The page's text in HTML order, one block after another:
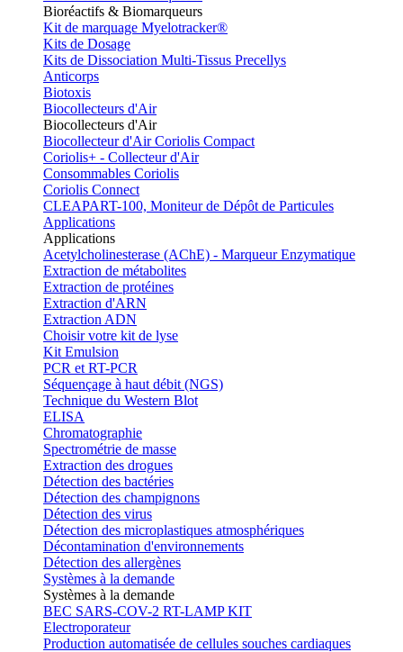
Bioréactifs & Biomarqueurs
Kit de marquage Myelotracker®
Kits de Dosage
Kits de Dissociation Multi-Tissus Precellys
Anticorps
Biotoxis
Biocollecteurs d'Air
Biocollecteurs d'Air
Biocollecteur d'Air Coriolis Compact
Coriolis+ - Collecteur d'Air
Consommables Coriolis
Coriolis Connect
CLEAPART-100, Moniteur de Dépôt de Particules
Applications
Applications
Acetylcholinesterase (AChE) - Marqueur Enzymatique
Extraction de métabolites
Extraction de protéines
Extraction d'ARN
Extraction ADN
Choisir votre kit de lyse
Kit Emulsion
PCR et RT-PCR
Séquençage à haut débit (NGS)
Technique du Western Blot
ELISA
Chromatographie
Spectrométrie de masse
Extraction des drogues
Détection des bactéries
Détection des champignons
Détection des virus
Détection des microplastiques atmosphériques
Décontamination d'environnements
Détection des allergènes
Systèmes à la demande
Systèmes à la demande
BEC SARS-COV-2 RT-LAMP KIT
Electroporateur
Production automatisée de cellules souches cardiaques